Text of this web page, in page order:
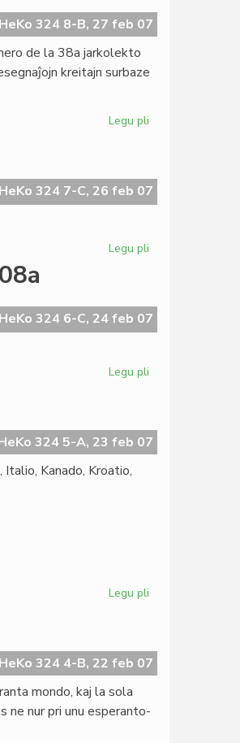
inaŭgura
parlamenta
HeKo 324 8-B, 27 feb 07
de la 38a jarkolekto
kreitajn surbaze
Legu pli
de
"Literatura
HeKo 324 7-C, 26 feb 07
Legu pli
grapolbomboj
HeKo 324 6-C, 24 feb 07
Legu pli
pri
la
324 5-A, 23 feb 07
Kanado, Kroatio,
Legu pli
"La
Ondo"
HeKo 324 4-B, 22 feb 07
mondo, kaj la sola
ne nur pri unu esperanto-